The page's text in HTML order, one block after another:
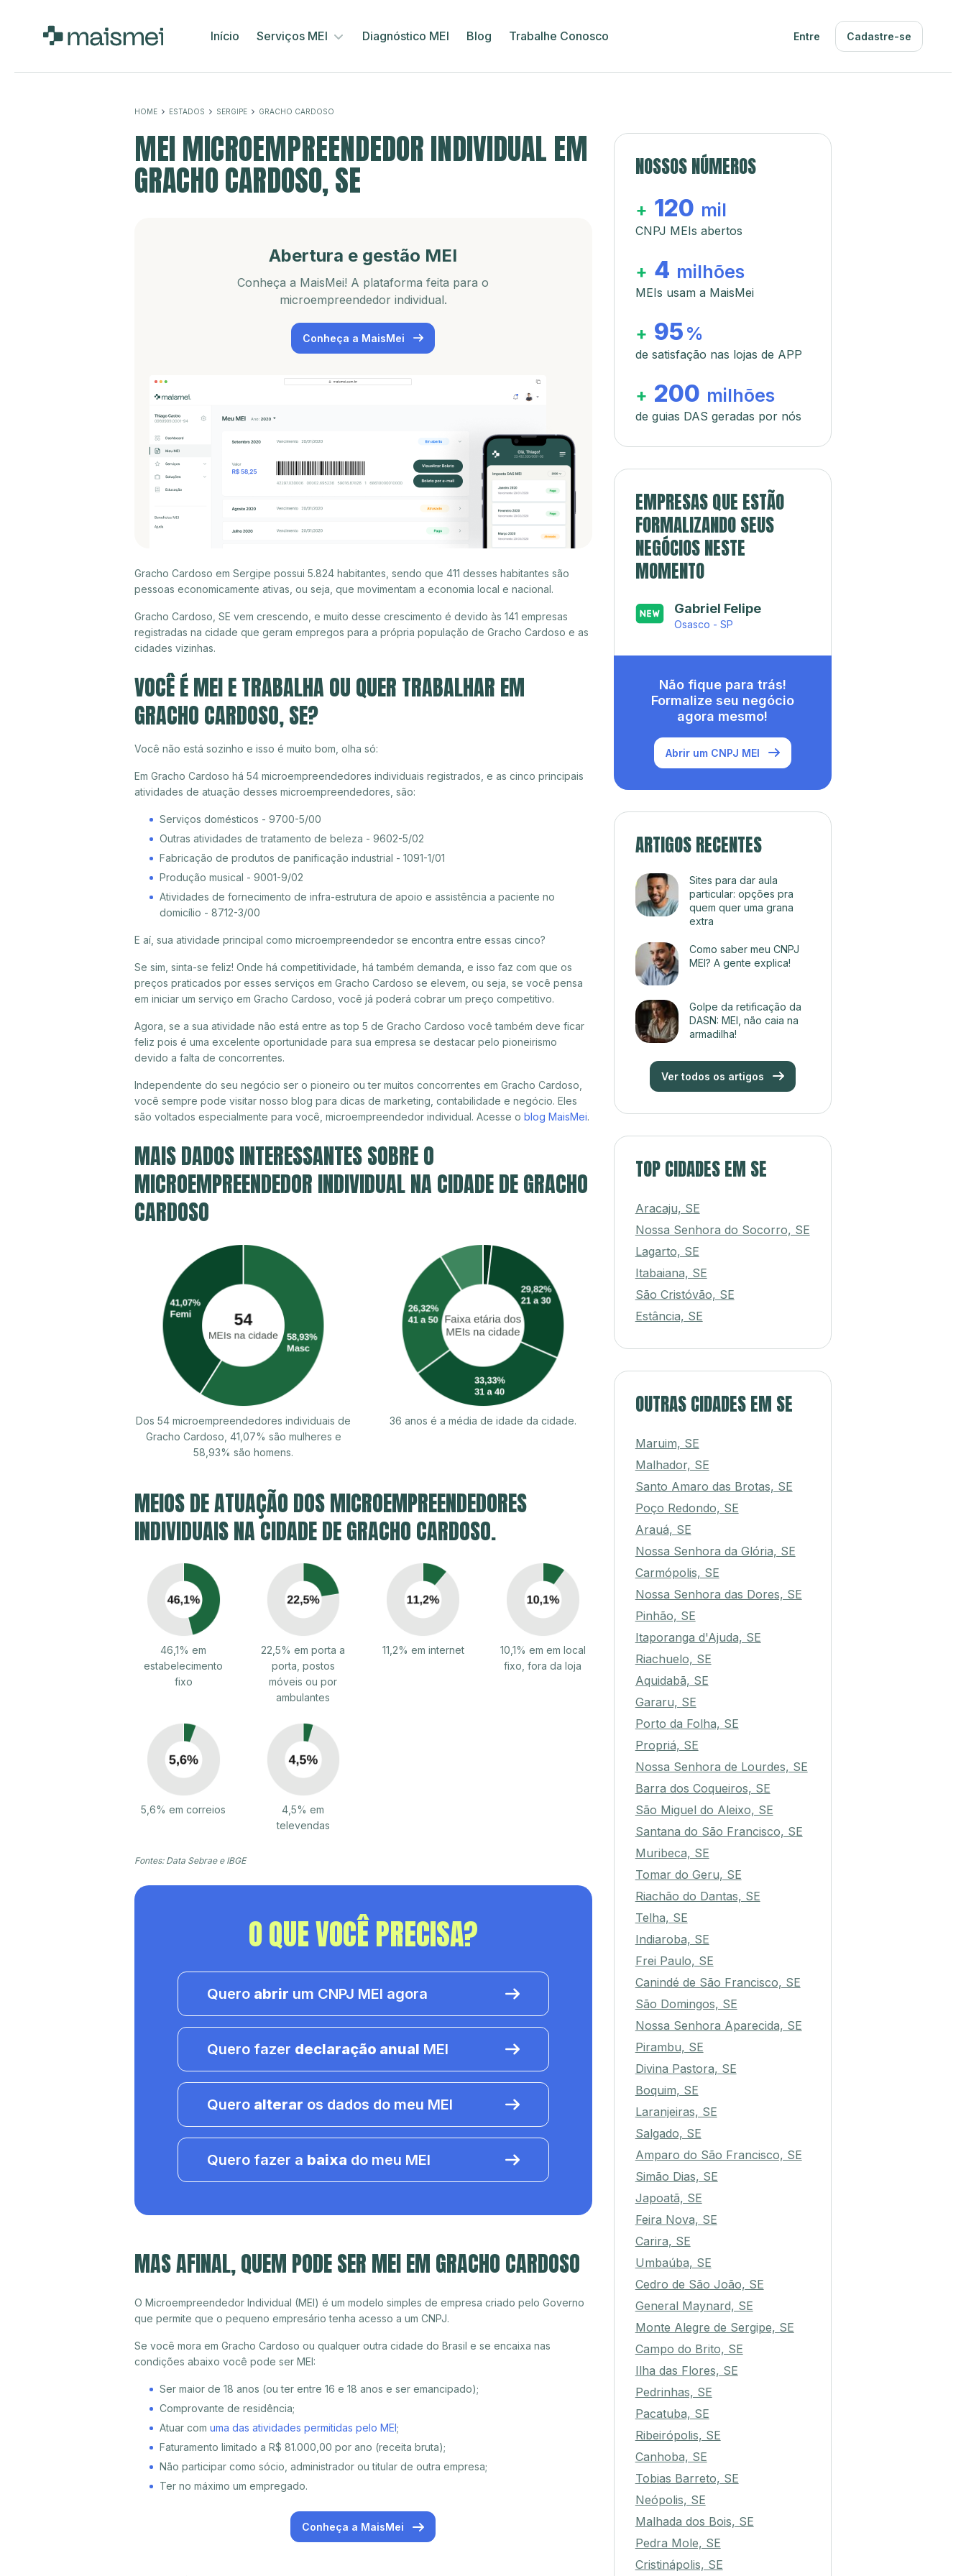
Início Serviços MEI Diagnóstico MEI Blog Trabalhe Conosco Entre Cadastre-se
HOME ESTADOS SERGIPE GRACHO CARDOSO
MEI MICROEMPREENDEDOR INDIVIDUAL EM
GRACHO CARDOSO, SE
Abertura e gestão MEI
Conheça a MaisMei! A plataforma feita para o
microempreendedor individual.
Conheça a MaisMei
Gracho Cardoso em Sergipe possui 5.824 habitantes, sendo que 411 desses habitantes são
pessoas economicamente ativas, ou seja, que movimentam a economia local e nacional.
Gracho Cardoso, SE vem crescendo, e muito desse crescimento é devido às 141 empresas
registradas na cidade que geram empregos para a própria população de Gracho Cardoso e as
cidades vizinhas.
VOCÊ É MEI E TRABALHA OU QUER TRABALHAR EM
GRACHO CARDOSO, SE?
Você não está sozinho e isso é muito bom, olha só:
Em Gracho Cardoso há 54 microempreendedores individuais registrados, e as cinco principais
atividades de atuação desses microempreendedores, são:
Serviços domésticos - 9700-5/00
Outras atividades de tratamento de beleza - 9602-5/02
Fabricação de produtos de panificação industrial - 1091-1/01
Produção musical - 9001-9/02
Atividades de fornecimento de infra-estrutura de apoio e assistência a paciente no
domicílio - 8712-3/00
E aí, sua atividade principal como microempreendedor se encontra entre essas cinco?
Se sim, sinta-se feliz! Onde há competitividade, há também demanda, e isso faz com que os
preços praticados por esses serviços em Gracho Cardoso se elevem, ou seja, se você pensa
em iniciar um serviço em Gracho Cardoso, você já poderá cobrar um preço competitivo.
Agora, se a sua atividade não está entre as top 5 de Gracho Cardoso você também deve ficar
feliz pois é uma excelente oportunidade para sua empresa se destacar pelo pioneirismo
devido a falta de concorrentes.
Independente do seu negócio ser o pioneiro ou ter muitos concorrentes em Gracho Cardoso,
você sempre pode visitar nosso blog para dicas de marketing, contabilidade e negócio. Eles
são voltados especialmente para você, microempreendedor individual. Acesse o blog MaisMei.
MAIS DADOS INTERESSANTES SOBRE O
MICROEMPREENDEDOR INDIVIDUAL NA CIDADE DE GRACHO
CARDOSO
Dos 54 microempreendedores individuais de
Gracho Cardoso, 41,07% são mulheres e
58,93% são homens.
36 anos é a média de idade da cidade.
MEIOS DE ATUAÇÃO DOS MICROEMPREENDEDORES
INDIVIDUAIS NA CIDADE DE GRACHO CARDOSO.
46,1% em
estabelecimento
fixo
22,5% em porta a
porta, postos
móveis ou por
ambulantes
11,2% em internet
10,1% em em local
fixo, fora da loja
5,6% em correios
4,5% em
televendas
Fontes: Data Sebrae e IBGE
O QUE VOCÊ PRECISA?
Quero abrir um CNPJ MEI agora
Quero fazer declaração anual MEI
Quero alterar os dados do meu MEI
Quero fazer a baixa do meu MEI
MAS AFINAL, QUEM PODE SER MEI EM GRACHO CARDOSO
O Microempreendedor Individual (MEI) é um modelo simples de empresa criado pelo Governo
que permite que o pequeno empresário tenha acesso a um CNPJ.
Se você mora em Gracho Cardoso ou qualquer outra cidade do Brasil e se encaixa nas
condições abaixo você pode ser MEI:
Ser maior de 18 anos (ou ter entre 16 e 18 anos e ser emancipado);
Comprovante de residência;
Atuar com uma das atividades permitidas pelo MEI;
Faturamento limitado a R$ 81.000,00 por ano (receita bruta);
Não participar como sócio, administrador ou titular de outra empresa;
Ter no máximo um empregado.
Conheça a MaisMei
NOSSOS NÚMEROS
+ 120 mil
CNPJ MEIs abertos
+ 4 milhões
MEIs usam a MaisMei
+ 95 %
de satisfação nas lojas de APP
+ 200 milhões
de guias DAS geradas por nós
EMPRESAS QUE ESTÃO
FORMALIZANDO SEUS
NEGÓCIOS NESTE
MOMENTO
Gabriel Felipe
Osasco - SP
Não fique para trás!
Formalize seu negócio
agora mesmo!
Abrir um CNPJ MEI
ARTIGOS RECENTES
Sites para dar aula
particular: opções pra
quem quer uma grana
extra
Como saber meu CNPJ
MEI? A gente explica!
Golpe da retificação da
DASN: MEI, não caia na
armadilha!
Ver todos os artigos
TOP CIDADES EM SE
Aracaju, SE
Nossa Senhora do Socorro, SE
Lagarto, SE
Itabaiana, SE
São Cristóvão, SE
Estância, SE
OUTRAS CIDADES EM SE
Maruim, SE
Malhador, SE
Santo Amaro das Brotas, SE
Poço Redondo, SE
Arauá, SE
Nossa Senhora da Glória, SE
Carmópolis, SE
Nossa Senhora das Dores, SE
Pinhão, SE
Itaporanga d'Ajuda, SE
Riachuelo, SE
Aquidabã, SE
Gararu, SE
Porto da Folha, SE
Propriá, SE
Nossa Senhora de Lourdes, SE
Barra dos Coqueiros, SE
São Miguel do Aleixo, SE
Santana do São Francisco, SE
Muribeca, SE
Tomar do Geru, SE
Riachão do Dantas, SE
Telha, SE
Indiaroba, SE
Frei Paulo, SE
Canindé de São Francisco, SE
São Domingos, SE
Nossa Senhora Aparecida, SE
Pirambu, SE
Divina Pastora, SE
Boquim, SE
Laranjeiras, SE
Salgado, SE
Amparo do São Francisco, SE
Simão Dias, SE
Japoatã, SE
Feira Nova, SE
Carira, SE
Umbaúba, SE
Cedro de São João, SE
General Maynard, SE
Monte Alegre de Sergipe, SE
Campo do Brito, SE
Ilha das Flores, SE
Pedrinhas, SE
Pacatuba, SE
Ribeirópolis, SE
Canhoba, SE
Tobias Barreto, SE
Neópolis, SE
Malhada dos Bois, SE
Pedra Mole, SE
Cristinápolis, SE